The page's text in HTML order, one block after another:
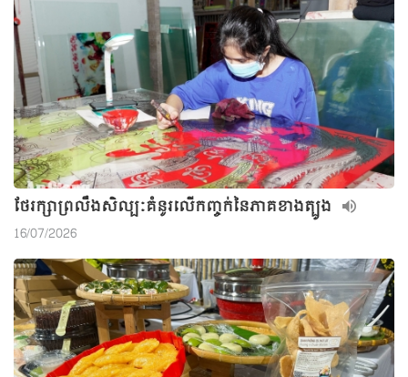
ថែរក្សាព្រលឹងសិល្បៈគំនូរលើកញ្ចក់នៃភាគខាងត្បូង
16/07/2026